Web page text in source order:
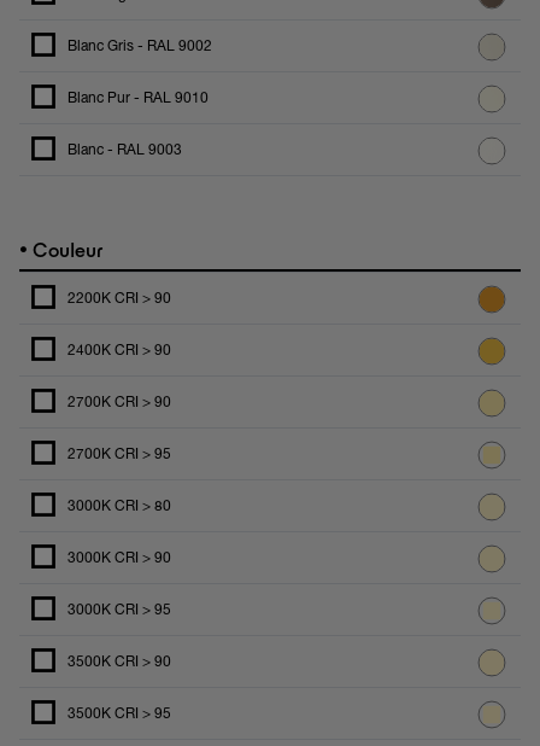
Blanc Gris - RAL 9002
Blanc Pur - RAL 9010
Blanc - RAL 9003
• Couleur
2200K CRI > 90
2400K CRI > 90
2700K CRI > 90
2700K CRI > 95
3000K CRI > 80
3000K CRI > 90
3000K CRI > 95
3500K CRI > 90
3500K CRI > 95